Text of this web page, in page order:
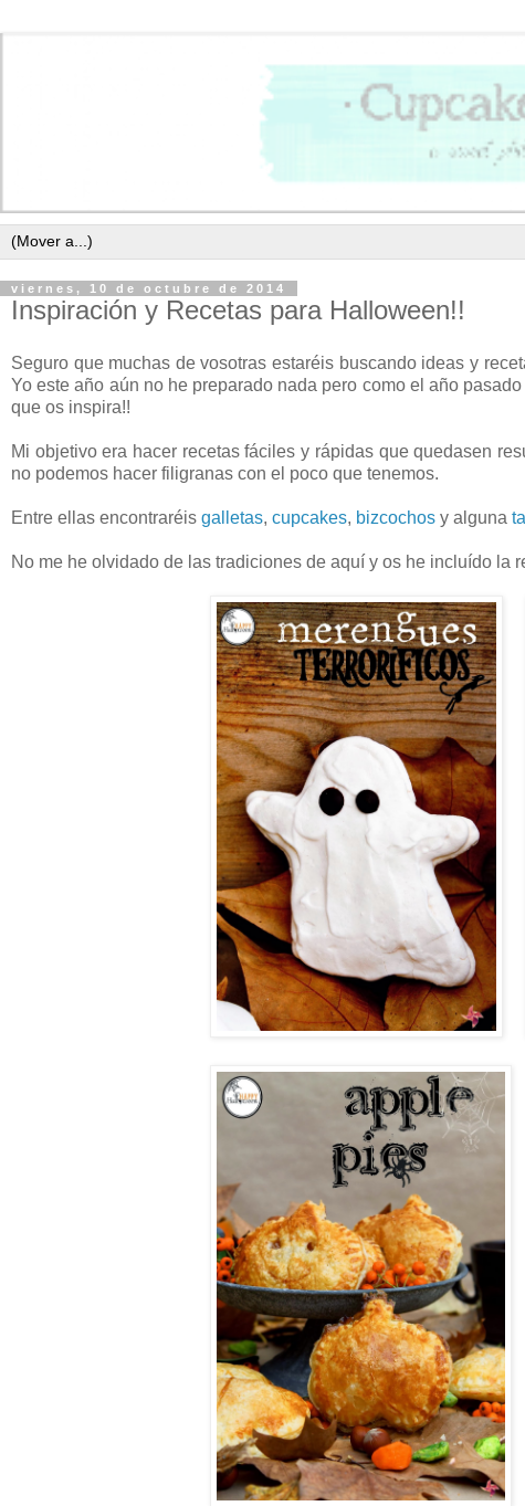
viernes, 10 de octubre de 2014
Inspiración y Recetas para Halloween!!
Seguro que muchas de vosotras estaréis buscando ideas y
Yo este año aún no he preparado nada pero como el año
que os inspira!!
Mi objetivo era hacer recetas fáciles y rápidas que quedasen
no podemos hacer filigranas con el poco que tenemos.
Entre ellas encontraréis galletas, cupcakes, bizcochos y alguna
No me he olvidado de las tradiciones de aquí y os he incluído la